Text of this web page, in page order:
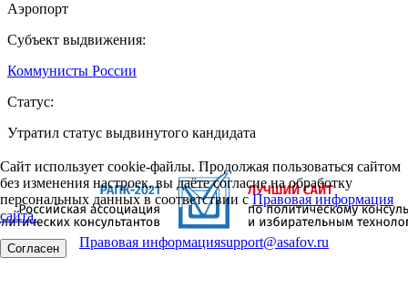
Аэропорт
Субъект выдвижения:
Коммунисты России
Статус:
Утратил статус выдвинутого кандидата
Сайт использует cookie-файлы. Продолжая пользоваться сайтом
без изменения настроек, вы даёте согласие на обработку
персональных данных в соответствии сПравовая информация
сайта.
Согласен Правовая информацияsupport@asafov.ru